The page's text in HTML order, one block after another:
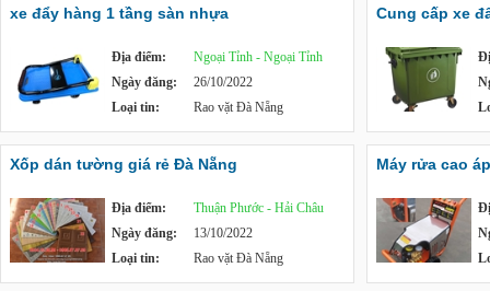
xe đẩy hàng 1 tầng sàn nhựa
Địa điểm:
Ngoại Tỉnh - Ngoại Tỉnh
Ngày đăng:
26/10/2022
Loại tin:
Rao vặt Đà Nẵng
Cung cấp xe
Xốp dán tường giá rẻ Đà Nẵng
Địa điểm:
Thuận Phước - Hải Châu
Ngày đăng:
13/10/2022
Loại tin:
Rao vặt Đà Nẵng
Máy rửa cao